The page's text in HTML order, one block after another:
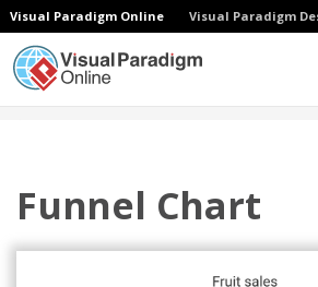
Visual Paradigm Online Visual Paradigm
Funnel Chart